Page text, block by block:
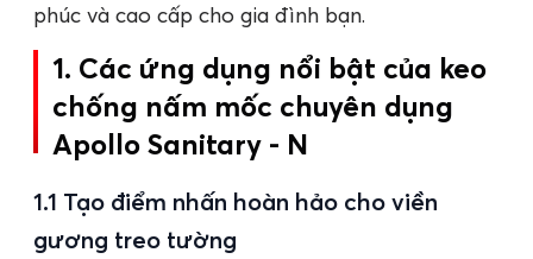
phúc và cao cấp cho gia đình bạn.
1. Các ứng dụng nổi bật của keo
chống nấm mốc chuyên dụng
Apollo Sanitary - N
1.1 Tạo điểm nhấn hoàn hảo cho viền
gương treo tường